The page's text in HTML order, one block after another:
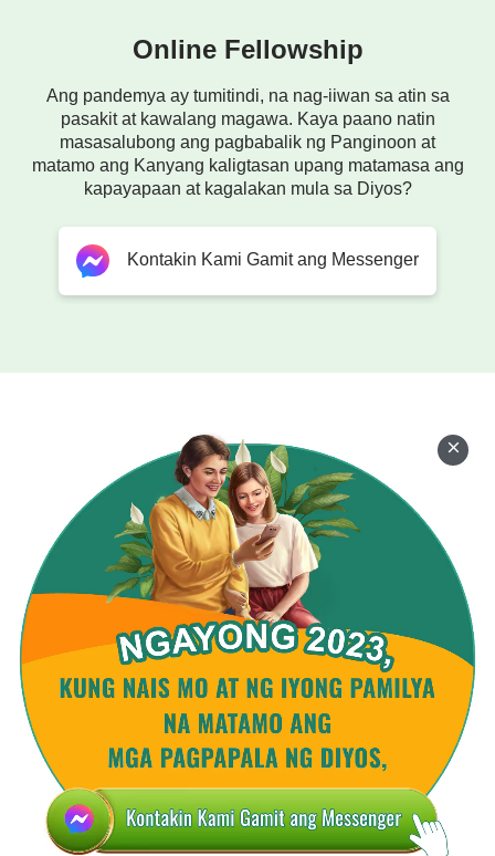
Tumitingala ako sa'Yo, Diyos ko, para sa liwanag sa
bawat paraan.
Dinidiliga't kinakandili Mo sa pag-ibig ang 'Yong
Sa sulsol ng diablo'y inilalayo Mo kami.
ang kumandili't dumilig sa'king pagsibol.
ang nagpalakas sa'kin upang muling bumangon.
Diyos, kami ngayo'y umaawit sa Iyo
nang dahil sa'Yong pagpapala.
Kami ngayo'y nagpupuri sa'Yo sapagkat kami'y
iyong inangat.
Makapangyarihang tunay na Diyos na umibig sa
amin!
Iniibig Ka namin! O Diyos! Talagang iniibig ka
namin!
Online Fellowship
Ang pandemya ay tumitindi, na nag-iiwan sa atin sa
pasakit at kawalang magawa. Kaya paano natin
masasalubong ang pagbabalik ng Panginoon at
matamo ang Kanyang kaligtasan upang matamasa ang
kapayapaan at kagalakan mula sa Diyos?
Kontakin Kami Gamit ang Messenger